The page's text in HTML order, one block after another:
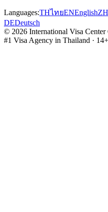
Languages:THไทยENEnglishZH
DEDeutsch
© 2026 International Visa
#1 Visa Agency in Thailand ·